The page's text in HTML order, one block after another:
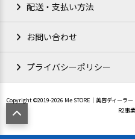
配送・支払い方法
お問い合わせ
プライバシーポリシー
Copyright ©2019-2026 Me STORE│美容ディーラ
R2事